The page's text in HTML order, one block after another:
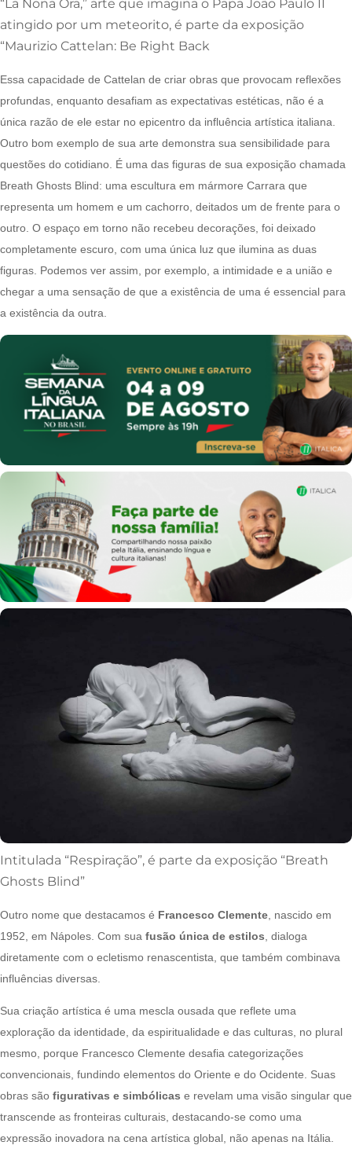
“La Nona Ora,” arte que imagina o Papa João Paulo II
atingido por um meteorito, é parte da exposição
“Maurizio Cattelan: Be Right Back
Essa capacidade de Cattelan de criar obras que provocam reflexões
profundas, enquanto desafiam as expectativas estéticas, não é a
única razão de ele estar no epicentro da influência artística italiana.
Outro bom exemplo de sua arte demonstra sua sensibilidade para
questões do cotidiano. É uma das figuras de sua exposição chamada
Breath Ghosts Blind: uma escultura em mármore Carrara que
representa um homem e um cachorro, deitados um de frente para o
outro. O espaço em torno não recebeu decorações, foi deixado
completamente escuro, com uma única luz que ilumina as duas
figuras. Podemos ver assim, por exemplo, a intimidade e a união e
chegar a uma sensação de que a existência de uma é essencial para
a existência da outra.
Intitulada “Respiração”, é parte da exposição “Breath
Ghosts Blind”
Outro nome que destacamos é Francesco Clemente , nascido em
1952, em Nápoles. Com sua fusão única de estilos , dialoga
diretamente com o ecletismo renascentista, que também combinava
influências diversas.
Sua criação artística é uma mescla ousada que reflete uma
exploração da identidade, da espiritualidade e das culturas, no plural
mesmo, porque Francesco Clemente desafia categorizações
convencionais, fundindo elementos do Oriente e do Ocidente. Suas
obras são figurativas e simbólicas e revelam uma visão singular que
transcende as fronteiras culturais, destacando-se como uma
expressão inovadora na cena artística global, não apenas na Itália.